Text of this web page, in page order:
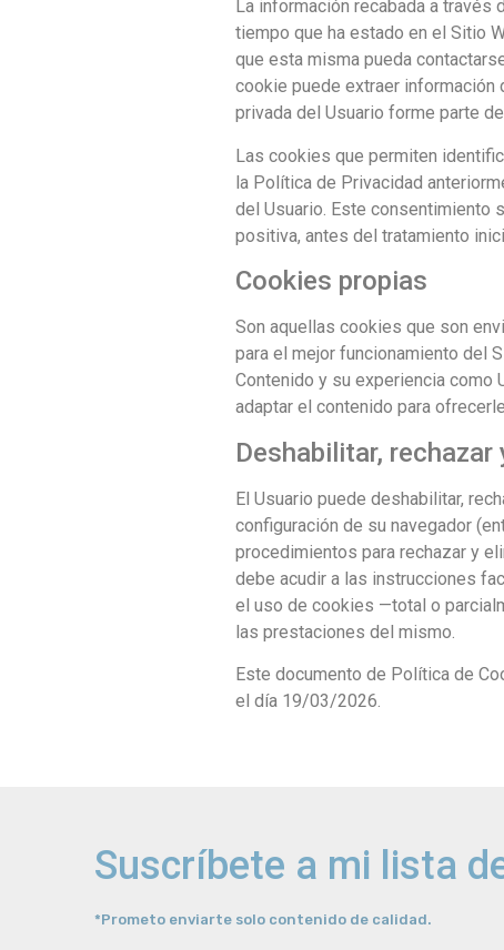
La información recabada a
tiempo que ha estado en el Sitio
que esta misma pueda
cookie puede extraer información
privada del Usuario forme parte
Las cookies que permiten
la Política de Privacidad
del Usuario. Este consentimiento
positiva, antes del tratamiento
Cookies propias
Son aquellas cookies que son
para el mejor funcionamiento del
Contenido y su experiencia como
adaptar el contenido para
Deshabilitar,
El Usuario puede deshabilitar,
configuración de su navegador
procedimientos para rechazar y
debe acudir a las instrucciones
el uso de cookies —total o
las prestaciones del mismo.
Este documento de Política de
el día 19/03/2026.
Suscríbete a mi lista
*Prometo enviarte solo contenido de calidad.